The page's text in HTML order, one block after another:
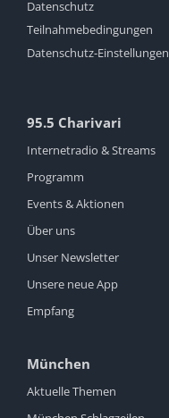
Datenschutz
Teilnahmebedingungen
Datenschutz-Einstellungen
95.5 Charivari
Internetradio & Streams
Programm
Events & Aktionen
Über uns
Unser Newsletter
Unsere neue App
Empfang
München
Aktuelle Themen